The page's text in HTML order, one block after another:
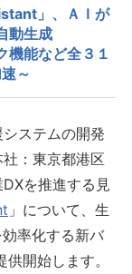
」、ＡＩが
動生成
能など全３１
～
ステムの開発
：東京都港区
を推進する見
」について、生
率化する新バ
開始します。